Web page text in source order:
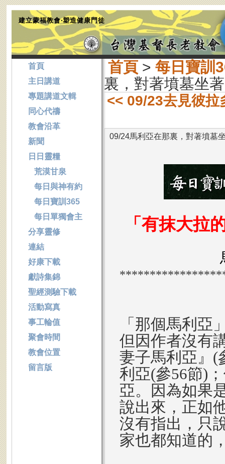
建立蒙福教會‧塑造健康門徒
首頁 >每日寶訓
裏，對著墳墓坐著
<< 09/23去見彼拉
09/24馬利亞在那裏，對著墳墓
「有抹大拉
「那個馬利亞
但因作者沒有
妻子馬利亞』(
利亞(參56節)
亞。因為如果
說出來，正如
沒有指出，只
家也都知道的
首頁
主日講道
專題講道文輯
同心代禱
教會沿革
新聞
日日靈糧
荒漠甘泉
每日與神有約
每日寶訓365
每日單獨會主
分享靈修
連結
好康下載
獻詩集錦
聖經測驗下載
活動寫真
事工輪值
聚會時間
教會位置
留言版